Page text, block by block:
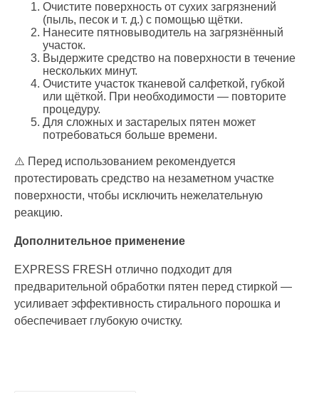
Очистите поверхность от сухих загрязнений
(пыль, песок и т. д.) с помощью щётки.
Нанесите пятновыводитель на загрязнённый
участок.
Выдержите средство на поверхности в течение
нескольких минут.
Очистите участок тканевой салфеткой, губкой
или щёткой. При необходимости — повторите
процедуру.
Для сложных и застарелых пятен может
потребоваться больше времени.
⚠️ Перед использованием рекомендуется
протестировать средство на незаметном участке
поверхности, чтобы исключить нежелательную
реакцию.
Дополнительное применение
EXPRESS FRESH отлично подходит для
предварительной обработки пятен перед стиркой —
усиливает эффективность стирального порошка и
обеспечивает глубокую очистку.